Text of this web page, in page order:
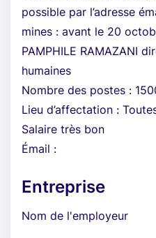
possible par l’adresse
mines : avant le 20
PAMPHILE RAMAZANI
humaines
Nombre des postes :
Lieu d’affectation :
Salaire très bon
Émail :
Entreprise
Nom de l'employeur